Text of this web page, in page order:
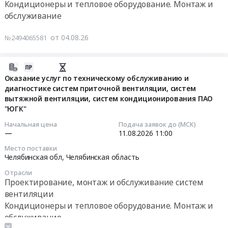
2,
Кондиционеры и тепловое оборудование. Монтаж и
обслуживание
№2494065581 от 04.08.26
672
Оказание услуг по техническому обслуживанию и
диагностике систем приточной вентиляции, систем
вытяжной вентиляции, систем кондиционирования ПАО
"ЮГК"
Начальная цена
—
Подача заявок до (МСК)
11.08.2026 11:00
Место поставки
Челябинская обл, Челябинская область
Отрасли
Проектирование, монтаж и обслуживание систем
вентиляции
Кондиционеры и тепловое оборудование. Монтаж и
обслуживание